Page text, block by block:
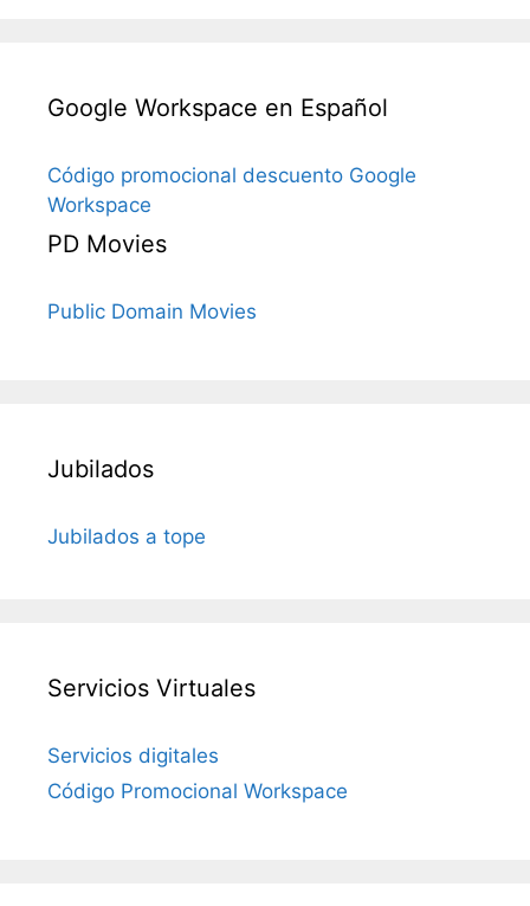
Google Workspace en Español
Código promocional descuento Google
Workspace
PD Movies
Public Domain Movies
Jubilados
Jubilados a tope
Servicios Virtuales
Servicios digitales
Código Promocional Workspace